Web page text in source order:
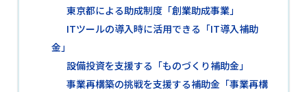
東京都による助成制度「創業助成事業」
ITツールの導入時に活用できる「IT導入補助
金」
設備投資を支援する「ものづくり補助金」
事業再構築の挑戦を支援する補助金「事業再構